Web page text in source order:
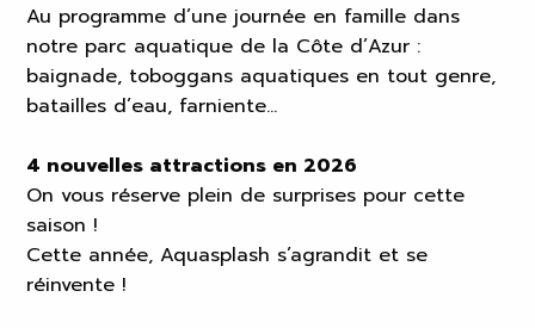
Au programme d’une journée en famille dans
notre parc aquatique de la Côte d’Azur :
baignade, toboggans aquatiques en tout genre,
batailles d’eau, farniente…
4 nouvelles attractions en 2026
On vous réserve plein de surprises pour cette
saison !
Cette année, Aquasplash s’agrandit et se
réinvente !